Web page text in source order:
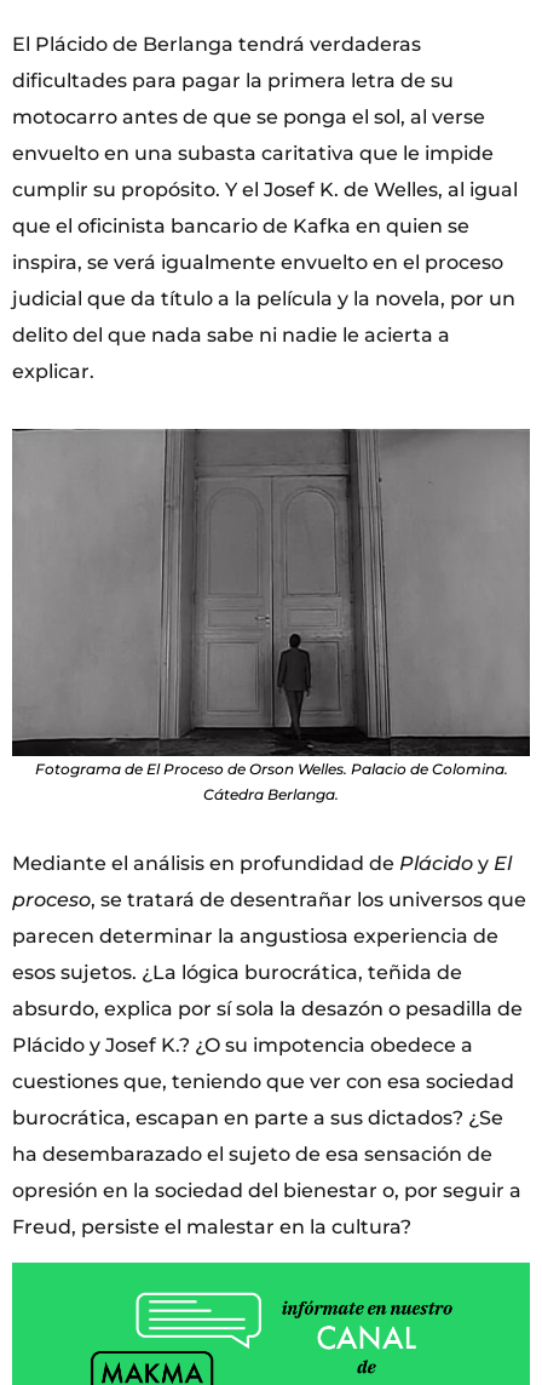
El Plácido de Berlanga tendrá verdaderas
dificultades para pagar la primera letra de su
motocarro antes de que se ponga el sol, al verse
envuelto en una subasta caritativa que le impide
cumplir su propósito. Y el Josef K. de Welles, al igual
que el oficinista bancario de Kafka en quien se
inspira, se verá igualmente envuelto en el proceso
judicial que da título a la película y la novela, por un
delito del que nada sabe ni nadie le acierta a
explicar.
Fotograma de El Proceso de Orson Welles. Palacio de Colomina.
Cátedra Berlanga.
Mediante el análisis en profundidad de Plácido y El
proceso, se tratará de desentrañar los universos que
parecen determinar la angustiosa experiencia de
esos sujetos. ¿La lógica burocrática, teñida de
absurdo, explica por sí sola la desazón o pesadilla de
Plácido y Josef K.? ¿O su impotencia obedece a
cuestiones que, teniendo que ver con esa sociedad
burocrática, escapan en parte a sus dictados? ¿Se
ha desembarazado el sujeto de esa sensación de
opresión en la sociedad del bienestar o, por seguir a
Freud, persiste el malestar en la cultura?